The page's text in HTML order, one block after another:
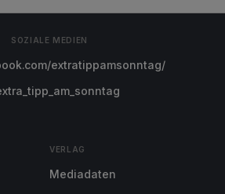
SOZIALE MEDIEN
extratippamsonntag/
VERLAG
Mediadaten